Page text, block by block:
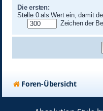
Die ersten:
Stelle 0 als Wert ein, damit
Zeichen der
Foren-Übersicht